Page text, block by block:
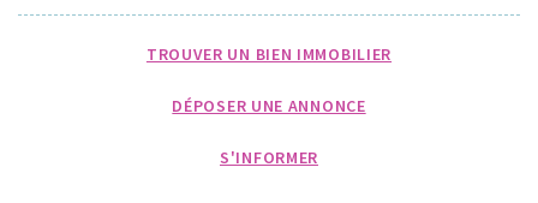
TROUVER UN BIEN IMMOBILIER
DÉPOSER UNE ANNONCE
S'INFORMER